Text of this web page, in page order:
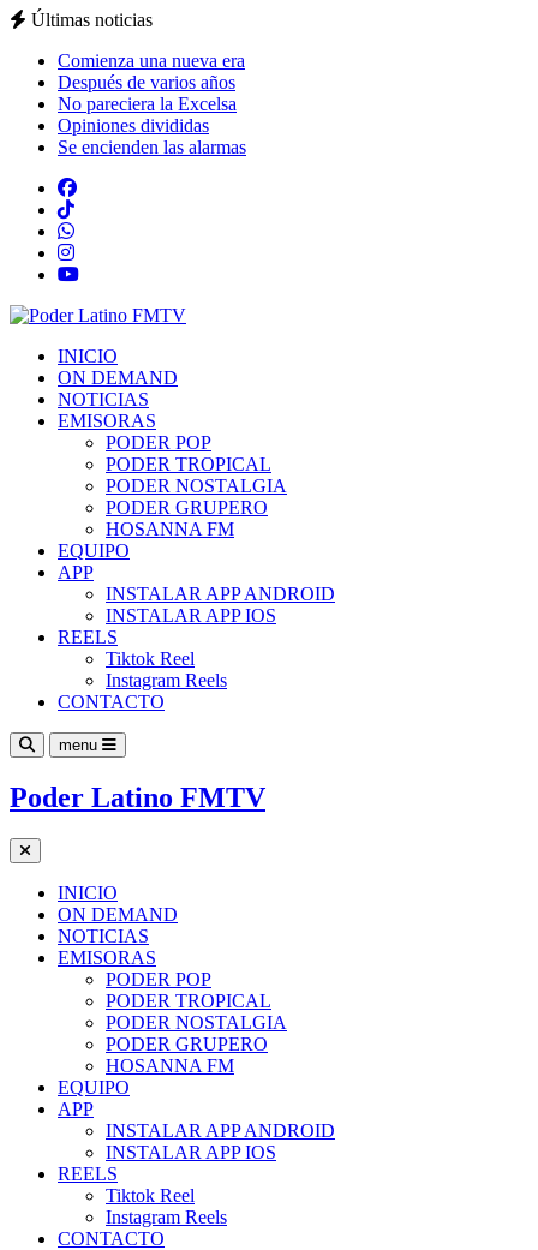
Últimas noticias
Comienza una nueva era
Después de varios años
No pareciera la Excelsa
Opiniones divididas
Se encienden las alarmas
INICIO
ON DEMAND
NOTICIAS
EMISORAS
PODER POP
PODER TROPICAL
PODER NOSTALGIA
PODER GRUPERO
HOSANNA FM
EQUIPO
APP
INSTALAR APP ANDROID
INSTALAR APP IOS
REELS
Tiktok Reel
Instagram Reels
CONTACTO
menu
Poder Latino FMTV
INICIO
ON DEMAND
NOTICIAS
EMISORAS
PODER POP
PODER TROPICAL
PODER NOSTALGIA
PODER GRUPERO
HOSANNA FM
EQUIPO
APP
INSTALAR APP ANDROID
INSTALAR APP IOS
REELS
Tiktok Reel
Instagram Reels
CONTACTO